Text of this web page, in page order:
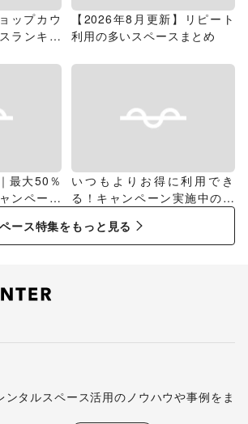
ップカウ
ランキン
【2026年8月更新】リピート
利用の多いスペースまとめ
最大50％
ンペーン
いつもよりお得に利用でき
る！キャンペーン実施中のス
ース特集をもっと見る
ンタルスペース活用のノウハウや事例をま